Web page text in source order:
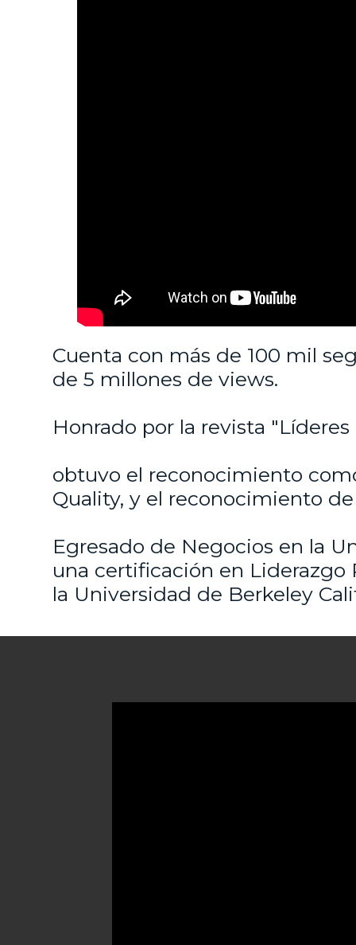
Cuenta con más de 100 mil
de 5 millones de views.
Honrado por la revista "Líderes
obtuvo el reconocimiento
Quality, y el reconocimiento
Egresado de Negocios en la
una certificación en Liderazgo
la Universidad de Berkeley
Ver más